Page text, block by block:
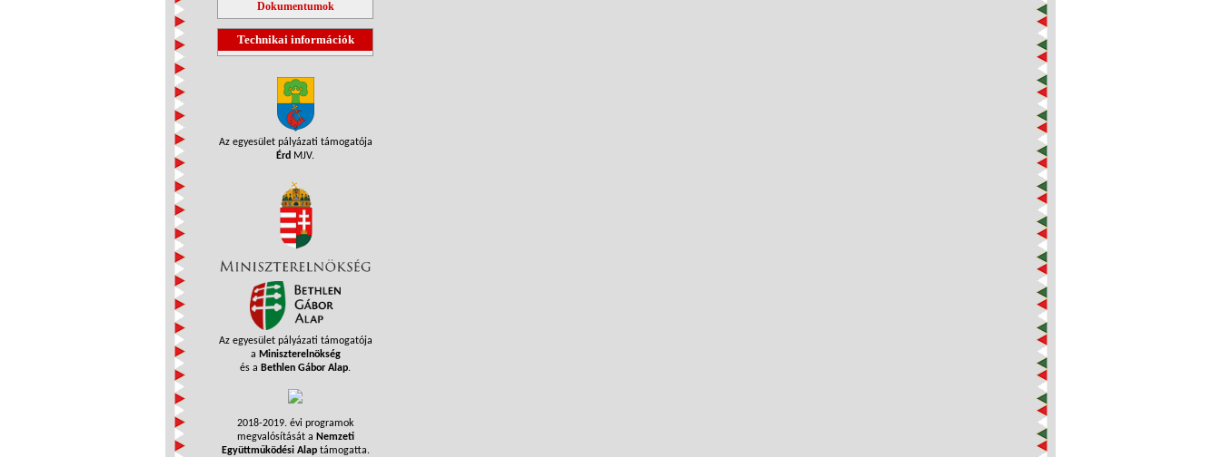
Dokumentumok
Technikai információk
Az egyesület pályázati támogatója
Érd MJV.
Az egyesület pályázati támogatója
a Miniszterelnökség
és a Bethlen Gábor Alap.
2018-2019. évi programok
megvalósítását a Nemzeti
Együttműködési Alaptámogatta.